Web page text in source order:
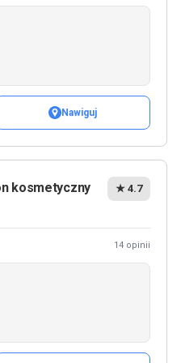
Nawiguj
kosmetyczny ★ 4.7
14 opinii